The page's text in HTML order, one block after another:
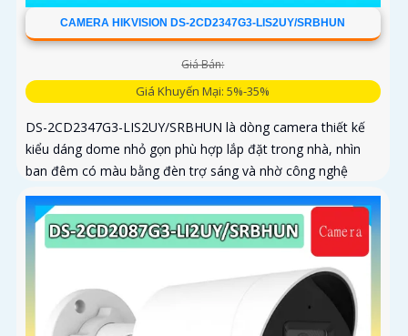
CAMERA HIKVISION DS-2CD2347G3-LIS2UY/SRBHUN
Giá Bán:
Giá Khuyến Mại: 5%-35%
DS-2CD2347G3-LIS2UY/SRBHUN là dòng camera thiết kế
kiểu dáng dome nhỏ gọn phù hợp lắp đặt trong nhà, nhìn
ban đêm có màu bằng đèn trợ sáng và nhờ công nghệ
ColorVU HikAI-ISP, có tính năng AI giúp nhận diện người và
phương tiện, tích hợp micro kép